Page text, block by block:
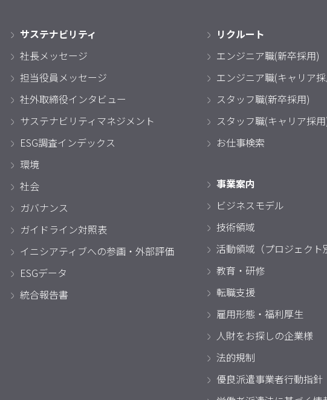
サステナビリティ
社長メッセージ
担当役員メッセージ
社外取締役インタビュー
サステナビリティマネジメント
ESG調査インデックス
環境
社会
ガバナンス
ガイドライン対照表
イニシアティブへの参画・外部評価
ESGデータ
統合報告書
リクルート
エンジニア職(新卒採用)
エンジニア職(キャリア
スタッフ職(新卒採用)
スタッフ職(キャリア採
お仕事検索
事業案内
ビジネスモデル
技術領域
活動領域（プロジェクト
教育・研修
転職支援
雇用形態・福利厚生
人財をお探しの企業様
法的規制
優良派遣事業者行動指針